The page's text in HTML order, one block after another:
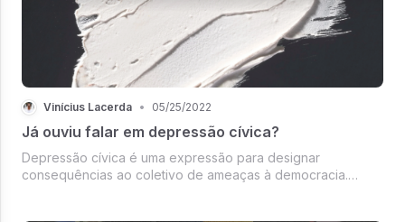
Vinícius Lacerda • 05/25/2022
Já ouviu falar em depressão cívica?
Depressão cívica é uma expressão para designar
consequências ao coletivo de ameaças à democracia.